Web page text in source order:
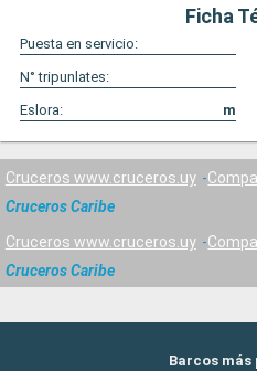
Ficha
Puesta en servicio:
N° tripunlates:
Eslora:
m
Cruceros www.cruceros.uy
Cruceros Caribe
Cruceros www.cruceros.uy
Cruceros Caribe
Barcos más